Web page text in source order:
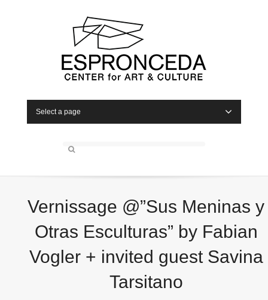
Select a page
Vernissage @”Sus Meninas y
Otras Esculturas” by Fabian
Vogler + invited guest Savina
Tarsitano